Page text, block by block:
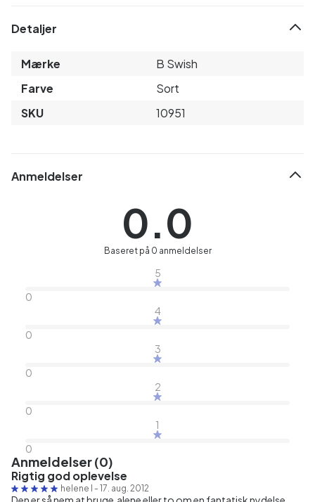
Detaljer
Mærke
B Swish
Farve
Sort
SKU
10951
Anmeldelser
0.0
Baseret på 0 anmeldelser
5
0
4
0
3
0
2
0
1
0
Anmeldelser (0)
Rigtig god oplevelse
helene l - 17. aug. 2012